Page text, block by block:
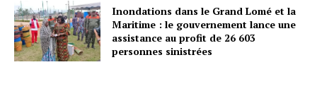
Inondations dans le Grand Lomé et la
Maritime : le gouvernement lance une
assistance au profit de 26 603
personnes sinistrées